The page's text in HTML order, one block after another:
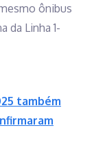
ônibus
da Linha 1-
também